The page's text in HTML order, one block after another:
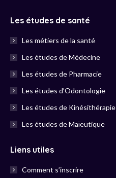
Les études de santé
Les métiers de la santé
Les études de Médecine
Les études de Pharmacie
Les études d’Odontologie
Les études de Kinésithérapie
Les études de Maïeutique
Liens utiles
Comment s’inscrire